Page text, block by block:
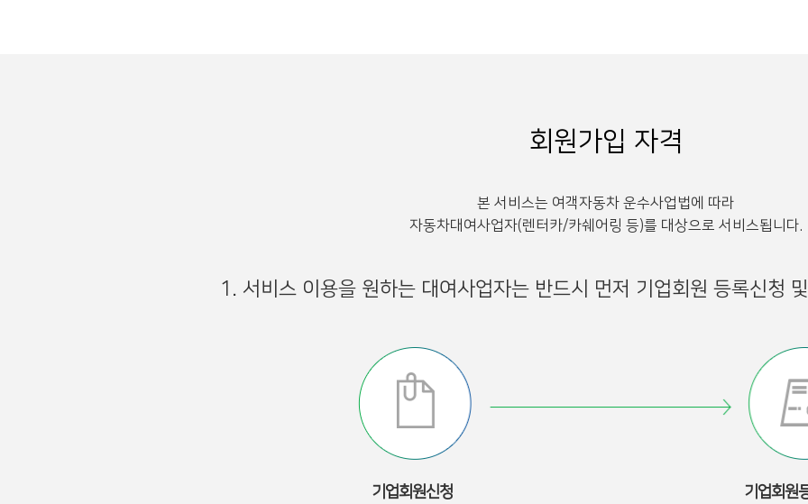
회원가입 자격
본 서비스는 여객자동차 운수사업법에 따라
자동차대여사업자(렌터카/카쉐어링 등)를 대상으로 서비스됩니다.
1. 서비스 이용을 원하는 대여사업자는 반드시 먼저 기업회원 등록신청
기업회원신청 기업회원